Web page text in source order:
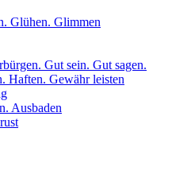
Glühen. Glimmen
Gut sein. Gut sagen.
Haften. Gewähr leisten
Ausbaden